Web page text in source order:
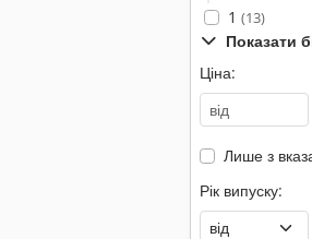
1 (13)
Показати
Ціна:
Лише з
Рік випуску: